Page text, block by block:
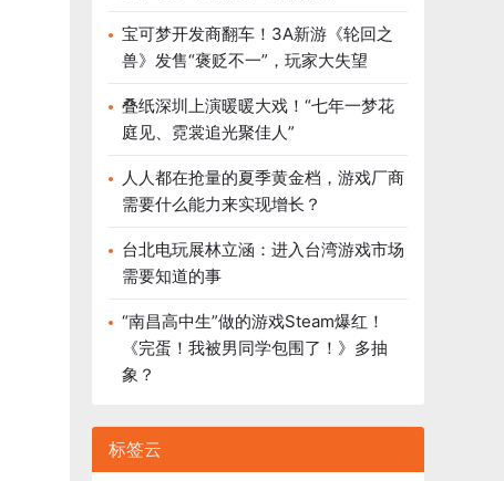
宝可梦开发商翻车！3A新游《轮回之
兽》发售“褒贬不一”，玩家大失望
叠纸深圳上演暖暖大戏！“七年一梦花
庭见、霓裳追光聚佳人”
人人都在抢量的夏季黄金档，游戏厂商
需要什么能力来实现增长？
台北电玩展林立涵：进入台湾游戏市场
需要知道的事
“南昌高中生”做的游戏Steam爆红！
《完蛋！我被男同学包围了！》多抽
象？
标签云